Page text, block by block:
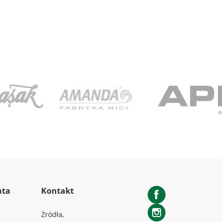
Facebook
Instagram
Kontakt
Żródła,